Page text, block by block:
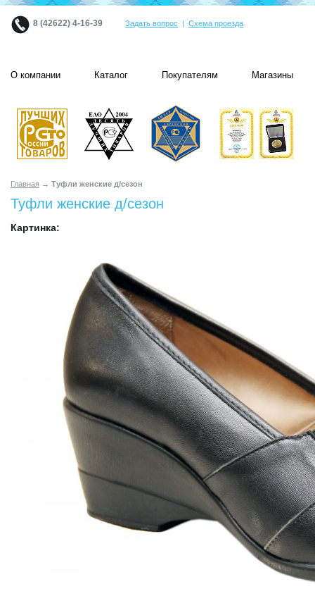
8 (42622) 4-16-39 Задать вопрос | Схема проезда
О компании Каталог Покупателям Магазины
Главная → Туфли женские д/сезон
Туфли женские д/сезон
Картинка: